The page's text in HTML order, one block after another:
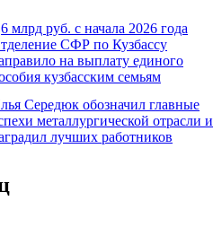
млрд руб. с начала 2026 года
СФР по Кузбассу
на выплату единого
кузбасским семьям
Середюк обозначил главные
металлургической отрасли и
лучших работников